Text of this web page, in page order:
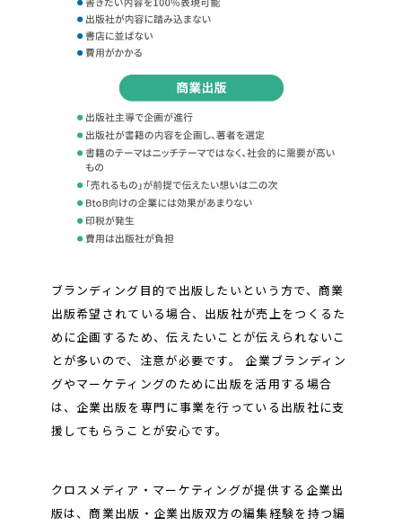
ブランディング目的で出版したいという方で、商業
出版希望されている場合、出版社が売上をつくるた
めに企画するため、伝えたいことが伝えられないこ
とが多いので、注意が必要です。 企業ブランディン
グやマーケティングのために出版を活用する場合
は、企業出版を専門に事業を行っている出版社に支
援してもらうことが安心です。
クロスメディア・マーケティングが提供する企業出
版は、商業出版・企業出版双方の編集経験を持つ編